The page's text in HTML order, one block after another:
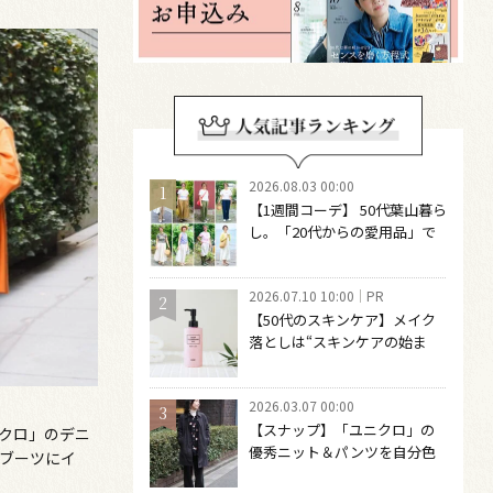
ロ」のデニ
ーツにイ
2026.08.03 00:00
【1週間コーデ】 50代葉山暮ら
し。「20代からの愛用品」で
～ 桐野恵美さん #022 Emi
Kirino～
2026.07.10 10:00 PR
【50代のスキンケア】メイク
落としは“スキンケアの始ま
いに満ちる、新発想のクレン
ジングオイル
2026.03.07 00:00
【スナップ】「ユニクロ」の
優秀ニット＆パンツを自分色